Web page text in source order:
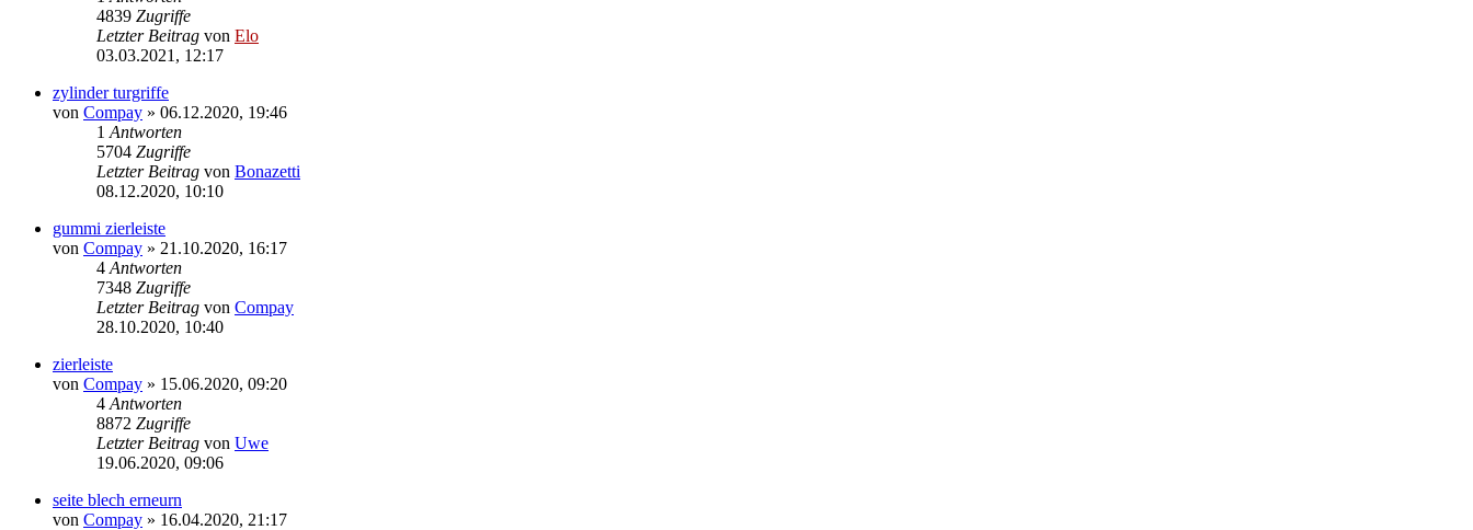
4839 Zugriffe
Letzter Beitrag von Elo
03.03.2021, 12:17
zylinder turgriffe
von Compay » 06.12.2020, 19:46
1 Antworten
5704 Zugriffe
Letzter Beitrag von Bonazetti
08.12.2020, 10:10
gummi zierleiste
von Compay » 21.10.2020, 16:17
4 Antworten
7348 Zugriffe
Letzter Beitrag von Compay
28.10.2020, 10:40
zierleiste
von Compay » 15.06.2020, 09:20
4 Antworten
8872 Zugriffe
Letzter Beitrag von Uwe
19.06.2020, 09:06
seite blech erneurn
von Compay » 16.04.2020, 21:17